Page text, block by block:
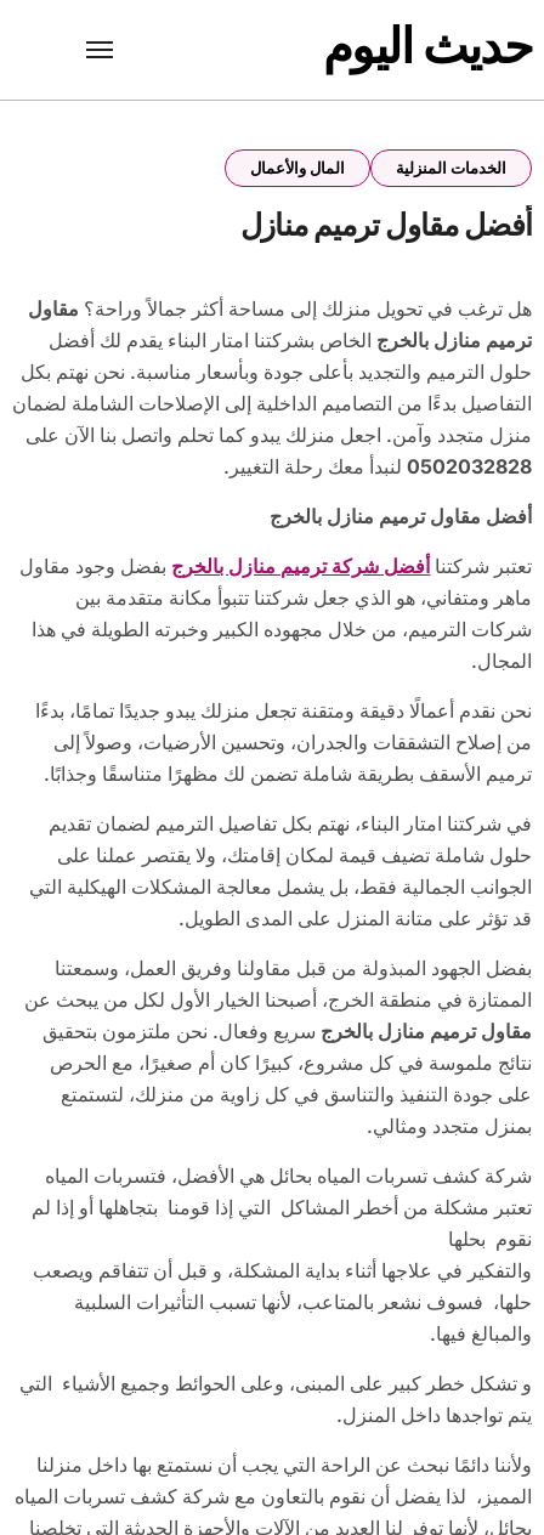
to
content
حديث اليوم
الخدمات المنزلية المال والأعمال
أفضل مقاول ترميم منازل
هل ترغب في تحويل منزلك إلى مساحة أكثر جمالاً وراحة؟ مقاول
ترميم منازل بالخرج الخاص بشركتنا امتار البناء يقدم لك أفضل
حلول الترميم والتجديد بأعلى جودة وبأسعار مناسبة. نحن نهتم بكل
التفاصيل بدءًا من التصاميم الداخلية إلى الإصلاحات الشاملة لضمان
منزل متجدد وآمن. اجعل منزلك يبدو كما تحلم واتصل بنا الآن على
0502032828لنبدأ معك رحلة التغيير.
أفضل مقاول ترميم منازل بالخرج
تعتبر شركتنا أفضل شركة ترميم منازل بالخرج بفضل وجود مقاول
ماهر ومتفاني، هو الذي جعل شركتنا تتبوأ مكانة متقدمة بين
شركات الترميم، من خلال مجهوده الكبير وخبرته الطويلة في هذا
المجال.
نحن نقدم أعمالًا دقيقة ومتقنة تجعل منزلك يبدو جديدًا تمامًا، بدءًا
من إصلاح التشققات والجدران، وتحسين الأرضيات، وصولاً إلى
ترميم الأسقف بطريقة شاملة تضمن لك مظهرًا متناسقًا وجذابًا.
في شركتنا امتار البناء، نهتم بكل تفاصيل الترميم لضمان تقديم
حلول شاملة تضيف قيمة لمكان إقامتك، ولا يقتصر عملنا على
الجوانب الجمالية فقط، بل يشمل معالجة المشكلات الهيكلية التي
قد تؤثر على متانة المنزل على المدى الطويل.
بفضل الجهود المبذولة من قبل مقاولنا وفريق العمل، وسمعتنا
الممتازة في منطقة الخرج، أصبحنا الخيار الأول لكل من يبحث عن
مقاول ترميم منازل بالخرج سريع وفعال. نحن ملتزمون بتحقيق
نتائج ملموسة في كل مشروع، كبيرًا كان أم صغيرًا، مع الحرص
على جودة التنفيذ والتناسق في كل زاوية من منزلك، لتستمتع
بمنزل متجدد ومثالي.
شركة كشف تسربات المياه بحائل هي الأفضل، فتسربات المياه
تعتبر مشكلة من أخطر المشاكل التي إذا قومنا بتجاهلها أو إذا لم
نقوم بحلها
والتفكير في علاجها أثناء بداية المشكلة، و قبل أن تتفاقم ويصعب
حلها، فسوف نشعر بالمتاعب، لأنها تسبب التأثيرات السلبية
والمبالغ فيها.
و تشكل خطر كبير على المبنى، وعلى الحوائط وجميع الأشياء التي
يتم تواجدها داخل المنزل.
ولأننا دائمًا نبحث عن الراحة التي يجب أن نستمتع بها داخل منزلنا
المميز، لذا يفضل أن نقوم بالتعاون مع شركة كشف تسربات المياه
بحائل، لأنها توفر لنا العديد من الآلات والأجهزة الحديثة التي تخلصنا